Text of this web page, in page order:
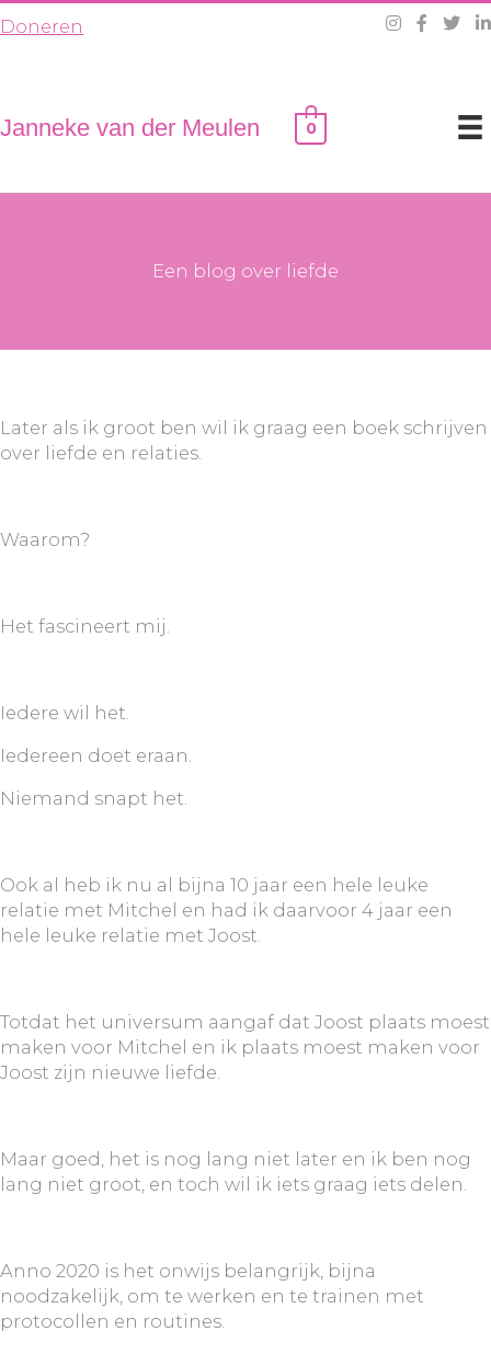
naar
Doneren
Janneke van der Meulen 0
Een blog over liefde
Later als ik groot ben wil ik graag een boek schrijven
over liefde en relaties.
Waarom?
Het fascineert mij.
Iedere wil het.
Iedereen doet eraan.
Niemand snapt het.
Ook al heb ik nu al bijna 10 jaar een hele leuke
relatie met Mitchel en had ik daarvoor 4 jaar een
hele leuke relatie met Joost.
Totdat het universum aangaf dat Joost plaats moest
maken voor Mitchel en ik plaats moest maken voor
Joost zijn nieuwe liefde.
Maar goed, het is nog lang niet later en ik ben nog
lang niet groot, en toch wil ik iets graag iets delen.
Anno 2020 is het onwijs belangrijk, bijna
noodzakelijk, om te werken en te trainen met
protocollen en routines.